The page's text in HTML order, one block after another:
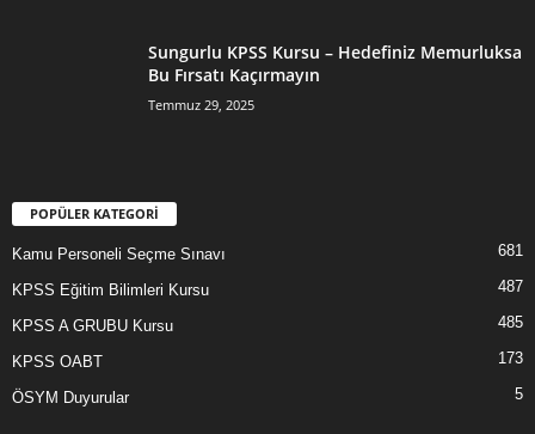
Sungurlu KPSS Kursu – Hedefiniz Memurluksa
Bu Fırsatı Kaçırmayın
Temmuz 29, 2025
POPÜLER KATEGORİ
Kamu Personeli Seçme Sınavı 681
KPSS Eğitim Bilimleri Kursu 487
KPSS A GRUBU Kursu 485
KPSS OABT 173
ÖSYM Duyurular 5